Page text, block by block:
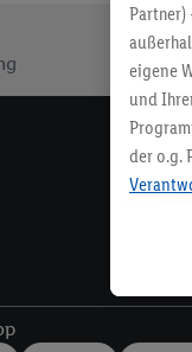
eigene
und
der o.g.